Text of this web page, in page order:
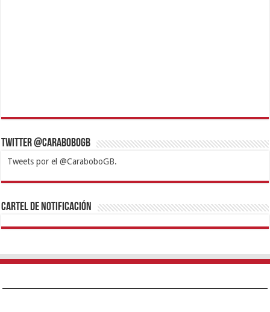
Twitter @CaraboboGB
Tweets por el @CaraboboGB.
1xbetBetturkeyBetistKralbetSupertotobetTipobetMatadorbetMariobet
https://mvbcasino.com/
Cartel de Notificación